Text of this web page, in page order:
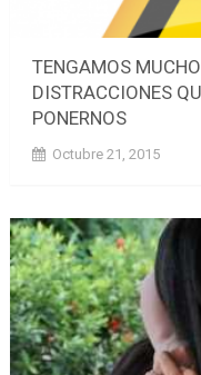
TENGAMOS
DISTRACCIONES
PONERNOS
Octubre 21, 2015